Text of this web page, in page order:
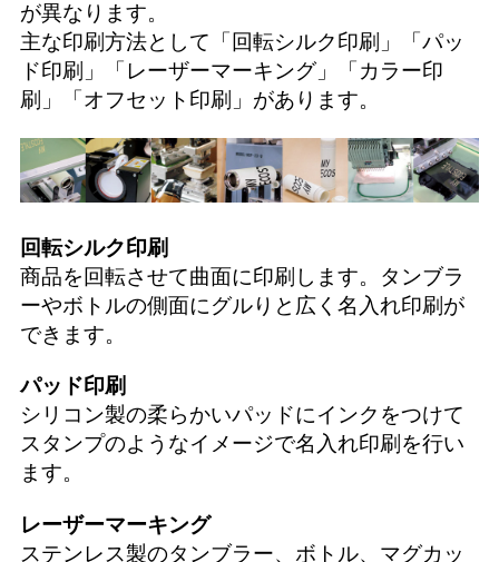
が異なります。
主な印刷方法として「 回転シルク印刷 」「 パッ
ド印刷 」「 レーザーマーキング」「 カラー印
刷 」「 オフセット印刷 」があります。
回転シルク印刷
商品を回転させて曲面に印刷します。タンブラ
ーやボトルの側面にグルりと広く名入れ印刷が
できます。
パッド印刷
シリコン製の柔らかいパッドにインクをつけて
スタンプのようなイメージで名入れ印刷を行い
ます。
レーザーマーキング
ステンレス製のタンブラー、ボトル、マグカッ